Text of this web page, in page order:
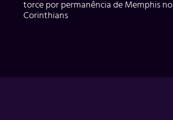
torce por permanência de Memphis no
Corinthians